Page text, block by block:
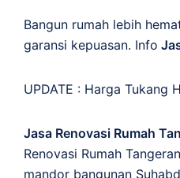
Bangun rumah lebih
garansi kepuasan. Info
UPDATE : Harga Tukang
Jasa Renovasi Rumah
Renovasi Rumah
mandor bangunan